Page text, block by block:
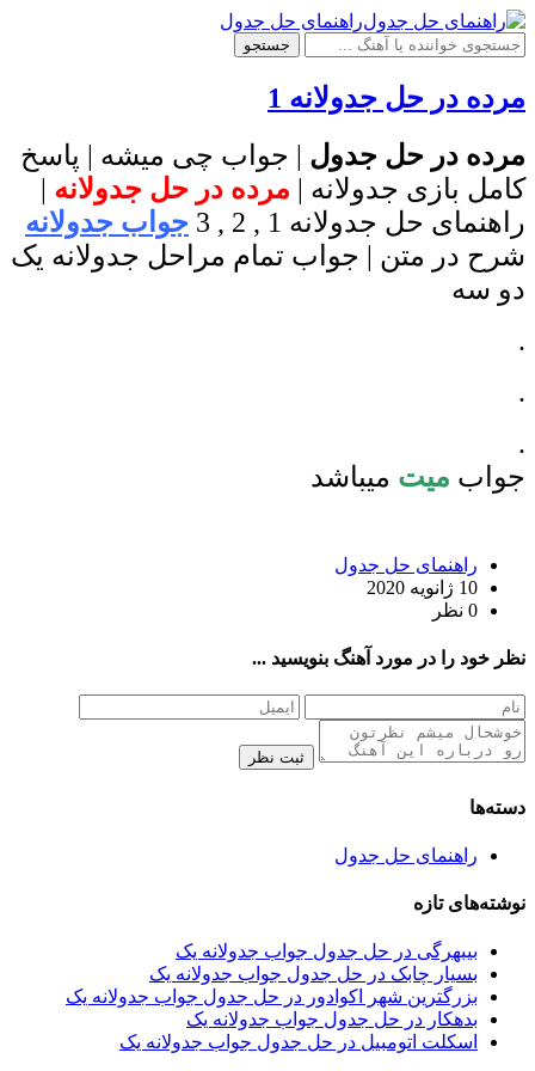
راهنمای حل جدول
جستجو
مرده در حل جدولانه 1
مرده در حل جدول | جواب چی میشه | پاسخ
کامل بازی جدولانه | مرده در حل جدولانه |
راهنمای حل جدولانه 1 , 2 , 3
جواب جدولانه
شرح در متن | جواب تمام مراحل جدولانه یک
دو سه
.
.
.
جواب میت میباشد
راهنمای حل جدول
10 ژانویه 2020
0 نظر
نظر خود را در مورد آهنگ بنویسید ...
ثبت نظر
دسته‌ها
راهنمای حل جدول
نوشته‌های تازه
بیبهرگی در حل جدول جواب جدولانه یک
بسیار چابک در حل جدول جواب جدولانه یک
بزرگترین شهر اکوادور در حل جدول جواب جدولانه یک
بدهکار در حل جدول جواب جدولانه یک
اسکلت اتومبیل در حل جدول جواب جدولانه یک